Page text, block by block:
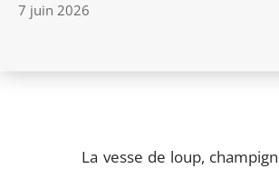
7 juin 2026
La vesse de loup,